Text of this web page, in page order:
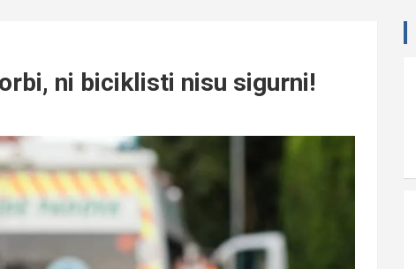
ni biciklisti nisu sigurni!